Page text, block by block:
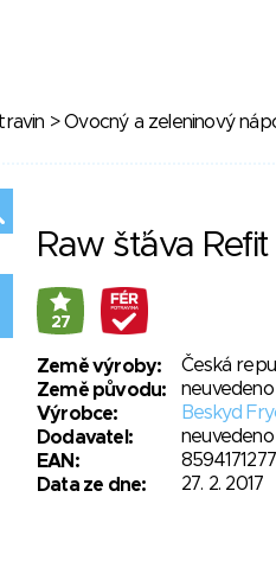
>Ovocný a zeleninový
Raw šťáva Refit
27
Země výroby:
Česká
Země původu:
neuvedeno
Výrobce:
Beskyd
Dodavatel:
neuvedeno
EAN:
Data ze dne:
27. 2. 2017